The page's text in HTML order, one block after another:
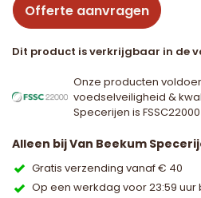
Offerte aanvragen
Dit product is verkrijgbaar in de
Onze producten
voedselveiligheid &
Specerijen is
Alleen bij Van Beekum
Gratis verzending vanaf € 40
Op een werkdag voor 23:59